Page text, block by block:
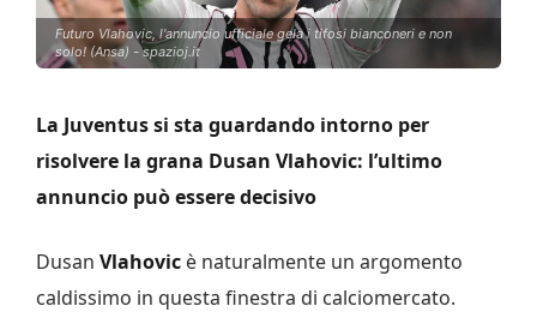
Futuro Vlahovic, l'annuncio ufficiale gela i tifosi bianconeri e non
solo! (Ansa) - spazioj.it
La Juventus si sta guardando intorno per
risolvere la grana Dusan Vlahovic: l’ultimo
annuncio può essere decisivo
Dusan Vlahovic è naturalmente un argomento
caldissimo in questa finestra di calciomercato.